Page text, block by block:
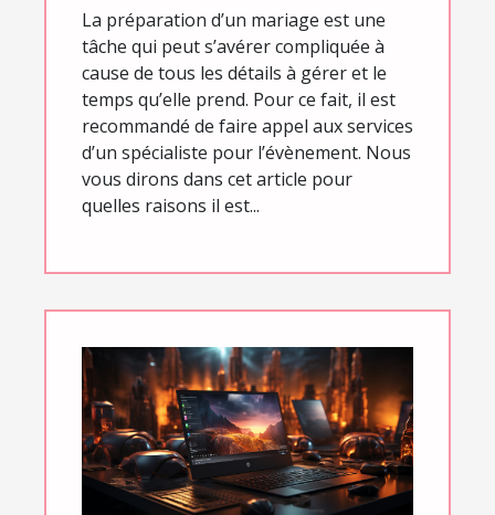
La préparation d’un mariage est une
tâche qui peut s’avérer compliquée à
cause de tous les détails à gérer et le
temps qu’elle prend. Pour ce fait, il est
recommandé de faire appel aux services
d’un spécialiste pour l’évènement. Nous
vous dirons dans cet article pour
quelles raisons il est...